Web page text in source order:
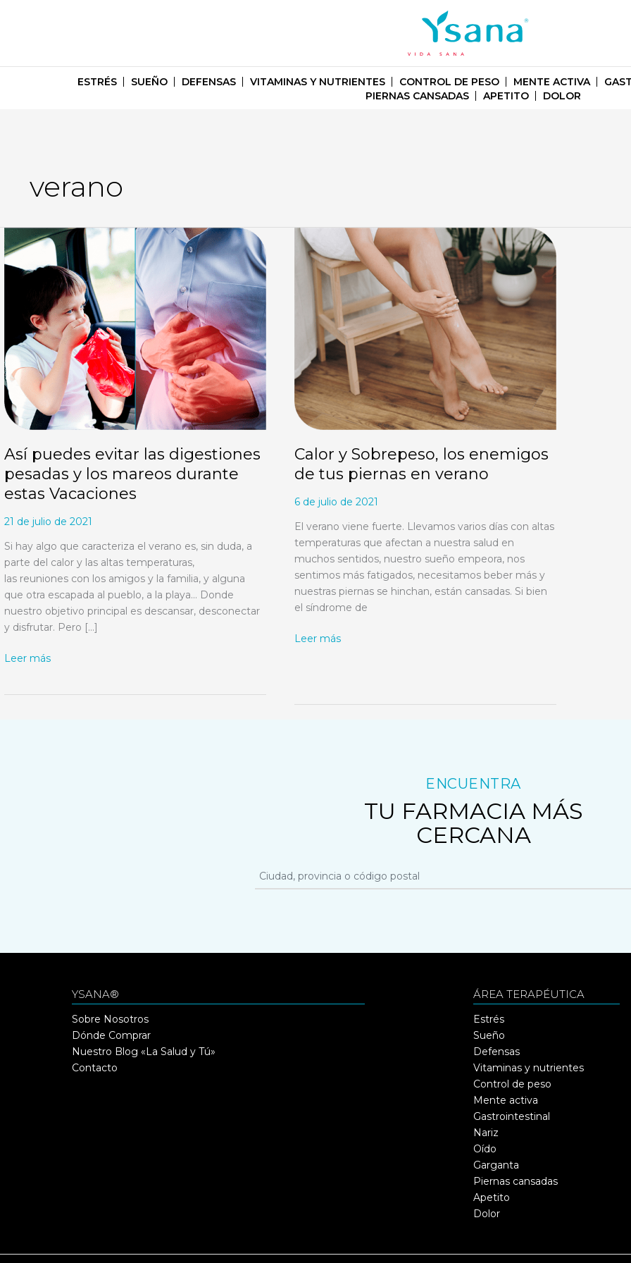
ESTRÉS SUEÑO DEFENSAS VITAMINAS Y NUTRIENTES CONTROL DE PESO MENTE ACTIVA
PIERNAS CANSADAS
APETITO DOLOR
verano
Así puedes evitar las digestiones
pesadas y los mareos durante
estas Vacaciones
21 de julio de 2021
Si hay algo que caracteriza el verano es, sin duda, a
parte del calor y las altas temperaturas,
las reuniones con los amigos y la familia, y alguna
que otra escapada al pueblo, a la playa… Donde
nuestro objetivo principal es descansar, desconectar
y disfrutar. Pero […]
Así
puedes
evitar
digestiones
pesadas
los
mareos
durante
estas
Vacaciones
Leer más
Calor y Sobrepeso, los enemigos
de tus piernas en verano
6 de julio de 2021
El verano viene fuerte. Llevamos varios días con altas
temperaturas que afectan a nuestra salud en
muchos sentidos, nuestro sueño empeora, nos
sentimos más fatigados, necesitamos beber más y
nuestras piernas se hinchan, están cansadas. Si bien
el síndrome de
Calor
Sobrepeso,
enemigos
piernas
en
verano
Leer más
ENCUENTRA
TU FARMACIA MÁS
CERCANA
YSANA®
Sobre Nosotros
Dónde Comprar
Nuestro Blog «La Salud y Tú»
Contacto
ÁREA TERAPÉUTICA
Estrés
Sueño
Defensas
Vitaminas y nutrientes
Control de peso
Mente activa
Gastrointestinal
Nariz
Oído
Garganta
Piernas cansadas
Apetito
Dolor